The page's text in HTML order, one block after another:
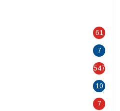
61
7
547
10
7